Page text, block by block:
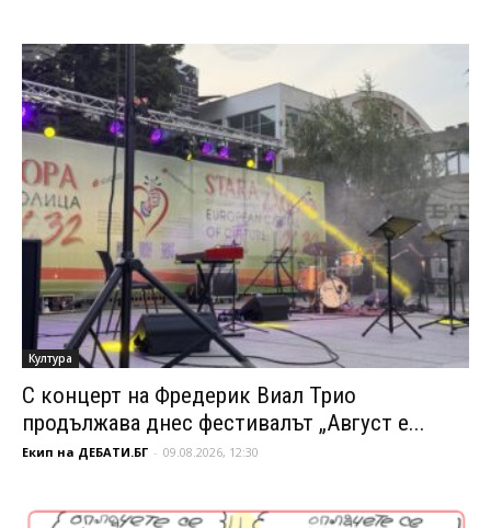
Култура
С концерт на Фредерик Виал Трио
продължава днес фестивалът „Август е...
Екип на ДЕБАТИ.БГ - 09.08.2026, 12:30